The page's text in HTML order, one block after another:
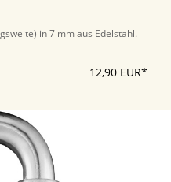
in 7 mm aus Edelstahl.
12,90 EUR*